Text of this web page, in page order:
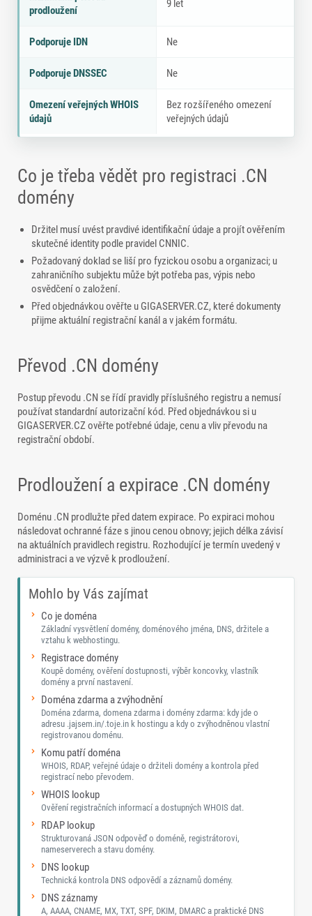
prodloužení
9 let
Podporuje IDN Ne
Podporuje DNSSEC Ne
Omezení veřejných WHOIS
údajů
Bez rozšířeného omezení
veřejných údajů
Co je třeba vědět pro registraci .CN
domény
Držitel musí uvést pravdivé identifikační údaje a projít ověřením
skutečné identity podle pravidel CNNIC.
Požadovaný doklad se liší pro fyzickou osobu a organizaci; u
zahraničního subjektu může být potřeba pas, výpis nebo
osvědčení o založení.
Před objednávkou ověřte u GIGASERVER.CZ, které dokumenty
přijme aktuální registrační kanál a v jakém formátu.
Převod .CN domény
Postup převodu .CN se řídí pravidly příslušného registru a nemusí
používat standardní autorizační kód. Před objednávkou si u
GIGASERVER.CZ ověřte potřebné údaje, cenu a vliv převodu na
registrační období.
Prodloužení a expirace .CN domény
Doménu .CN prodlužte před datem expirace. Po expiraci mohou
následovat ochranné fáze s jinou cenou obnovy; jejich délka závisí
na aktuálních pravidlech registru. Rozhodující je termín uvedený v
administraci a ve výzvě k prodloužení.
Mohlo by Vás zajímat
Co je doména
Základní vysvětlení domény, doménového jména, DNS, držitele a
vztahu k webhostingu.
Registrace domény
Koupě domény, ověření dostupnosti, výběr koncovky, vlastník
domény a první nastavení.
Doména zdarma a zvýhodnění
Doména zdarma, domena zdarma i domény zdarma: kdy jde o
adresu .jajsem.in/.toje.in k hostingu a kdy o zvýhodněnou vlastní
registrovanou doménu.
Komu patří doména
WHOIS, RDAP, veřejné údaje o držiteli domény a kontrola před
registrací nebo převodem.
WHOIS lookup
Ověření registračních informací a dostupných WHOIS dat.
RDAP lookup
Strukturovaná JSON odpověď o doméně, registrátorovi,
nameserverech a stavu domény.
DNS lookup
Technická kontrola DNS odpovědí a záznamů domény.
DNS záznamy
A, AAAA, CNAME, MX, TXT, SPF, DKIM, DMARC a praktické DNS